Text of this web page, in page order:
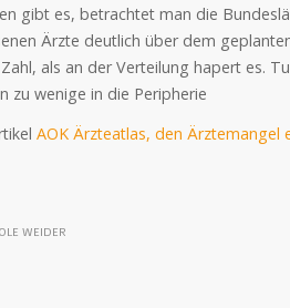
gibt es, betrachtet man die
Ärzte deutlich über dem
als an der Verteilung hapert es.
zu wenige in die Peripherie
AOK Ärzteatlas, den Ärztemangel
WEIDER